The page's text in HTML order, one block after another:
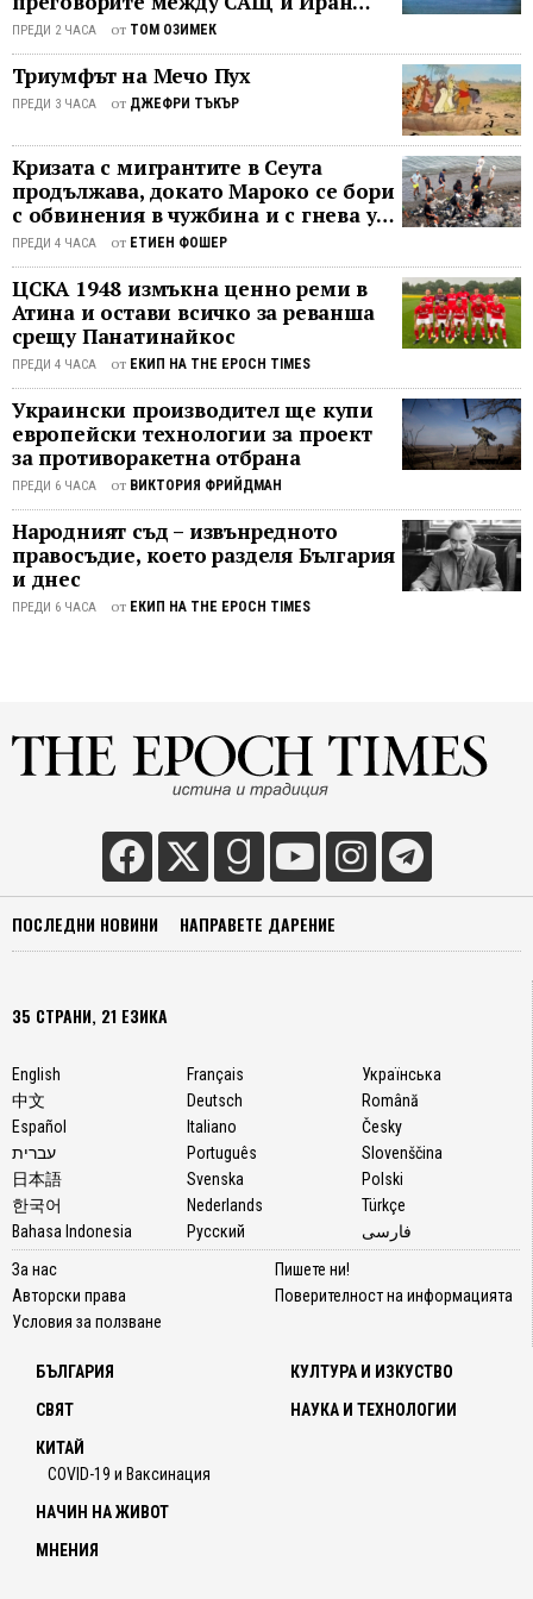
на
стена.
С
мен
се
свърза
по
Нямах
кой е
той,
но
на
моята
Не
но
знаех,
покрай
страна
на
останаха в безизходица
ПРЕДИ 2 ЧАСА от ТОМ ОЗИМЕК
Триумфът на Мечо Пух
ПРЕДИ 3 ЧАСА от ДЖЕФРИ ТЪКЪР
Кризата с мигрантите в Сеута
продължава, докато Мароко се бори
с обвинения в чужбина и с гнева у
дома
ПРЕДИ 4 ЧАСА от ЕТИЕН ФОШЕР
ЦСКА 1948 измъкна ценно реми в
Атина и остави всичко за реванша
срещу Панатинайкос
ПРЕДИ 4 ЧАСА от ЕКИП НА THE EPOCH TIMES
Украински производител ще купи
европейски технологии за проект
за противоракетна отбрана
ПРЕДИ 6 ЧАСА от ВИКТОРИЯ ФРИЙДМАН
Народният съд – извънредното
правосъдие, което разделя България
и днес
ПРЕДИ 6 ЧАСА от ЕКИП НА THE EPOCH TIMES
ПОСЛЕДНИ НОВИНИ НАПРАВЕТЕ ДАРЕНИЕ
35 СТРАНИ, 21 ЕЗИКА
English
中文
Español
עברית
日本語
한국어
Bahasa Indonesia
Français
Deutsch
Italiano
Português
Svenska
Nederlands
Русский
Українська
Română
Česky
Slovenščina
Polski
Türkçe
فارسی
За нас
Авторски права
Условия за ползване
Пишете ни!
Поверителност на информацията
БЪЛГАРИЯ
СВЯТ
КИТАЙ
COVID-19 и Ваксинация
КУЛТУРА И ИЗКУСТВО
НАУКА И ТЕХНОЛОГИИ
НАЧИН НА ЖИВОТ
МНЕНИЯ